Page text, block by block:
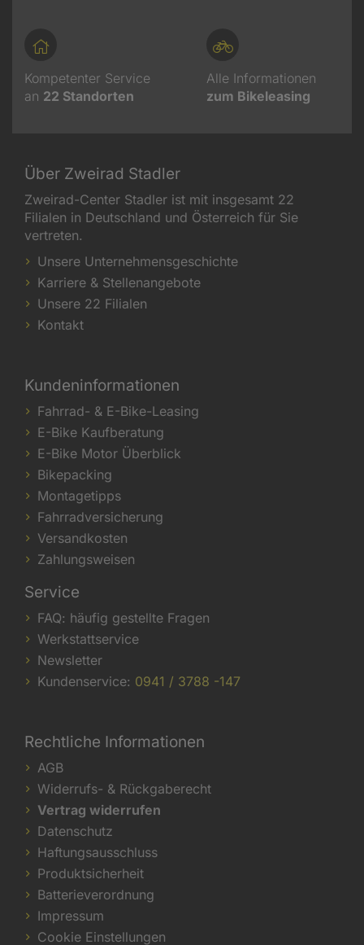
Kompetenter Service
an 22 Standorten
Alle Informationen
zum Bikeleasing
Über Zweirad Stadler
Zweirad-Center Stadler ist mit insgesamt 22
Filialen in Deutschland und Österreich für Sie
vertreten.
Unsere Unternehmensgeschichte
Karriere & Stellenangebote
Unsere 22 Filialen
Kontakt
Kundeninformationen
Fahrrad- & E-Bike-Leasing
E-Bike Kaufberatung
E-Bike Motor Überblick
Bikepacking
Montagetipps
Fahrradversicherung
Versandkosten
Zahlungsweisen
Service
FAQ: häufig gestellte Fragen
Werkstattservice
Newsletter
Kundenservice: 0941 / 3788 -147
Rechtliche Informationen
AGB
Widerrufs- & Rückgaberecht
Vertrag widerrufen
Datenschutz
Haftungsausschluss
Produktsicherheit
Batterieverordnung
Impressum
Cookie Einstellungen